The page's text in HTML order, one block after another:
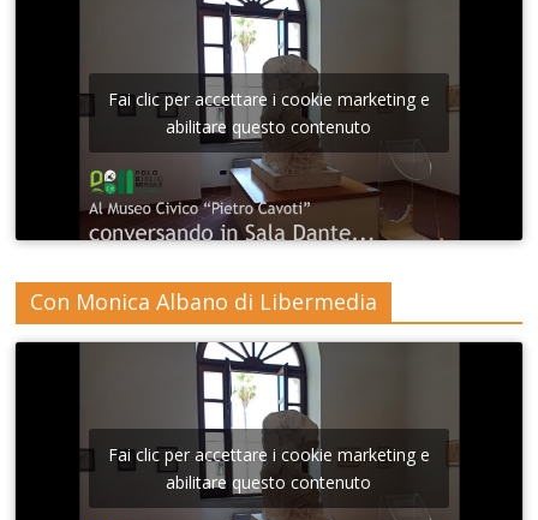
Fai clic per accettare i cookie marketing e
abilitare questo contenuto
Con Monica Albano di Libermedia
Fai clic per accettare i cookie marketing e
abilitare questo contenuto